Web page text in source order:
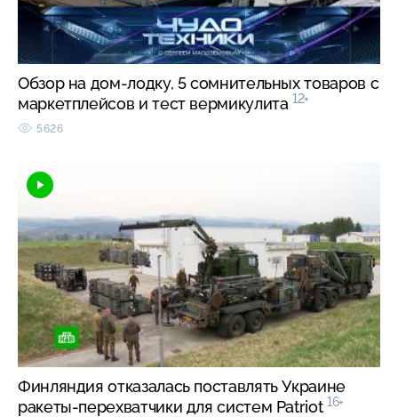
Обзор на дом-лодку, 5 сомнительных товаров с
маркетплейсов и тест вермикулита 12+
5626
Финляндия отказалась поставлять Украине
ракеты-перехватчики для систем Patriot 16+